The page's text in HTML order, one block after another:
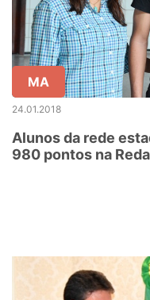
MA
24.01.2018
Alunos da rede
980 pontos na